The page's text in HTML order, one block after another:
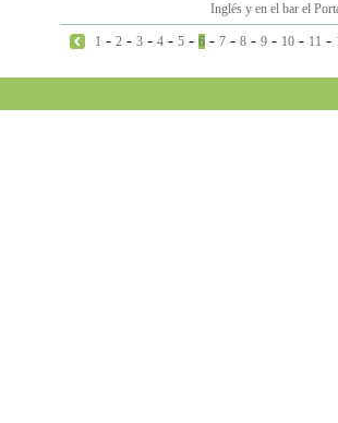
Inglés y en el bar el
1 - 2 - 3 - 4 - 5 - 6 - 7 - 8 - 9 - 10 - 11 -